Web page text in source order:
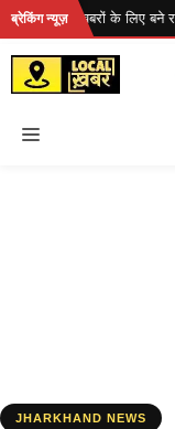
Skip
content
ब्रेकिंग न्यूज़
है... ताज़ा खबरों के लिए बने रहें...
Menu
JHARKHAND NEWS